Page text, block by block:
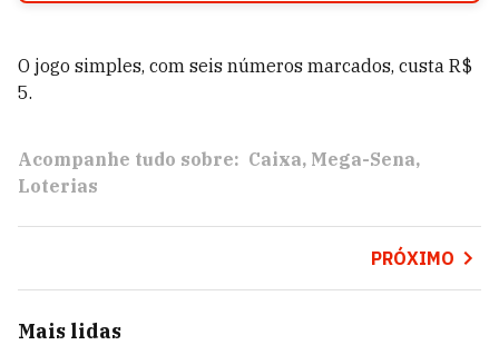
O jogo simples, com seis números marcados, custa R$
5.
Acompanhe tudo sobre: Caixa Mega-Sena
Loterias
PRÓXIMO
Mais lidas